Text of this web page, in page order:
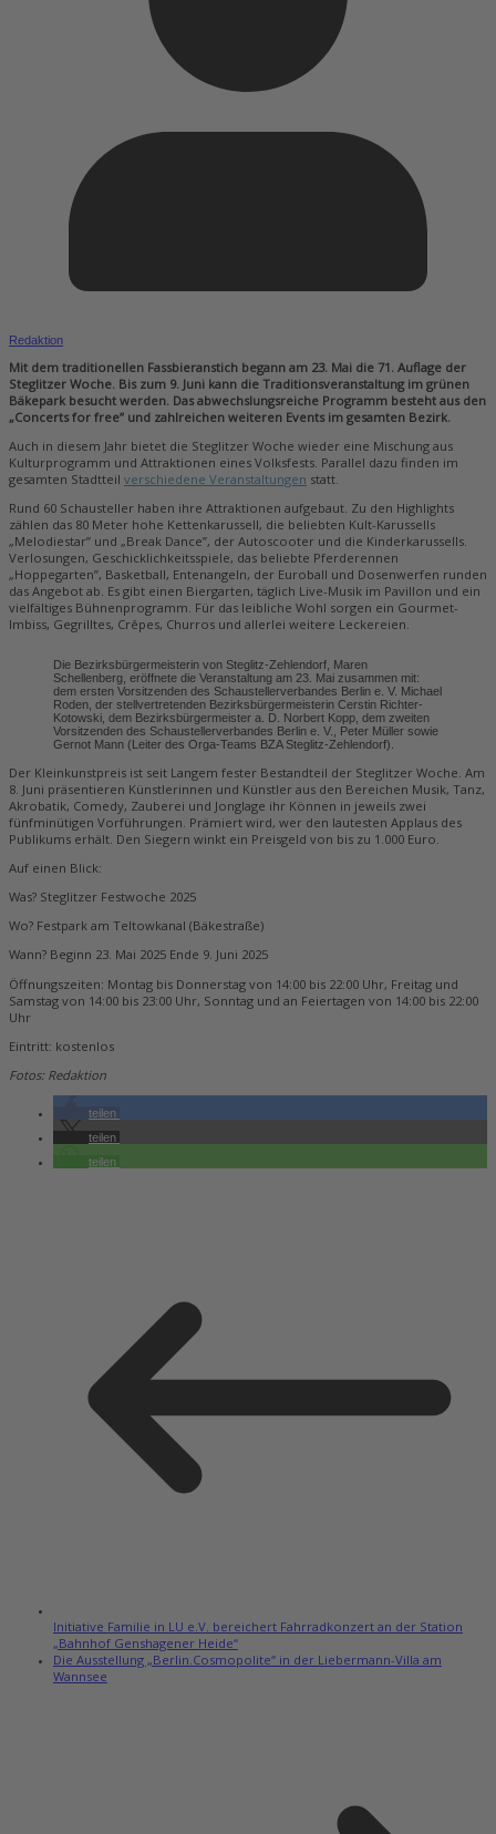
Redaktion
Mit dem traditionellen Fassbieranstich begann am 23. Mai die 71. Auflage der
Steglitzer Woche. Bis zum 9. Juni kann die Traditionsveranstaltung im grünen
Bäkepark besucht werden. Das abwechslungsreiche Programm besteht aus den
„Concerts for free” und zahlreichen weiteren Events im gesamten Bezirk.
Auch in diesem Jahr bietet die Steglitzer Woche wieder eine Mischung aus
Kulturprogramm und Attraktionen eines Volksfests. Parallel dazu finden im
gesamten Stadtteil verschiedene Veranstaltungen statt.
Rund 60 Schausteller haben ihre Attraktionen aufgebaut. Zu den Highlights
zählen das 80 Meter hohe Kettenkarussell, die beliebten Kult-Karussells
„Melodiestar” und „Break Dance”, der Autoscooter und die Kinderkarussells.
Verlosungen, Geschicklichkeitsspiele, das beliebte Pferderennen
„Hoppegarten”, Basketball, Entenangeln, der Euroball und Dosenwerfen runden
das Angebot ab. Es gibt einen Biergarten, täglich Live-Musik im Pavillon und ein
vielfältiges Bühnenprogramm. Für das leibliche Wohl sorgen ein Gourmet-
Imbiss, Gegrilltes, Crêpes, Churros und allerlei weitere Leckereien.
Die Bezirksbürgermeisterin von Steglitz-Zehlendorf, Maren
Schellenberg, eröffnete die Veranstaltung am 23. Mai zusammen mit:
dem ersten Vorsitzenden des Schaustellerverbandes Berlin e. V. Michael
Roden, der stellvertretenden Bezirksbürgermeisterin Cerstin Richter-
Kotowski, dem Bezirksbürgermeister a. D. Norbert Kopp, dem zweiten
Vorsitzenden des Schaustellerverbandes Berlin e. V., Peter Müller sowie
Gernot Mann (Leiter des Orga-Teams BZA Steglitz-Zehlendorf).
Der Kleinkunstpreis ist seit Langem fester Bestandteil der Steglitzer Woche. Am
8. Juni präsentieren Künstlerinnen und Künstler aus den Bereichen Musik, Tanz,
Akrobatik, Comedy, Zauberei und Jonglage ihr Können in jeweils zwei
fünfminütigen Vorführungen. Prämiert wird, wer den lautesten Applaus des
Publikums erhält. Den Siegern winkt ein Preisgeld von bis zu 1.000 Euro.
Auf einen Blick:
Was? Steglitzer Festwoche 2025
Wo? Festpark am Teltowkanal (Bäkestraße)
Wann? Beginn 23. Mai 2025 Ende 9. Juni 2025
Öffnungszeiten: Montag bis Donnerstag von 14:00 bis 22:00 Uhr, Freitag und
Samstag von 14:00 bis 23:00 Uhr, Sonntag und an Feiertagen von 14:00 bis 22:00
Uhr
Eintritt: kostenlos
Fotos: Redaktion
teilen
teilen
teilen
Initiative Familie in LU e.V. bereichert Fahrradkonzert an der Station
„Bahnhof Genshagener Heide“
Die Ausstellung „Berlin.Cosmopolite“ in der Liebermann-Villa am
Wannsee